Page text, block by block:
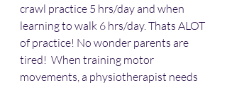
crawl practice 5 hrs/day and when
learning to walk 6 hrs/day. Thats ALOT
of practice! No wonder parents are
tired!  When training motor
movements, a physiotherapist needs